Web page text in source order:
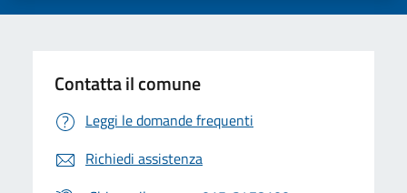
Contatta il comune
Leggi le domande frequenti
Richiedi assistenza